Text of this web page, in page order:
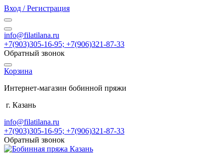
Вход / Регистрация
info@filatilana.ru
+7(903)305-16-95; +7(906)321-87-33
Обратный звонок
Корзина
Интернет-магазин бобинной пряжи
г. Казань
info@filatilana.ru
+7(903)305-16-95; +7(906)321-87-33
Обратный звонок